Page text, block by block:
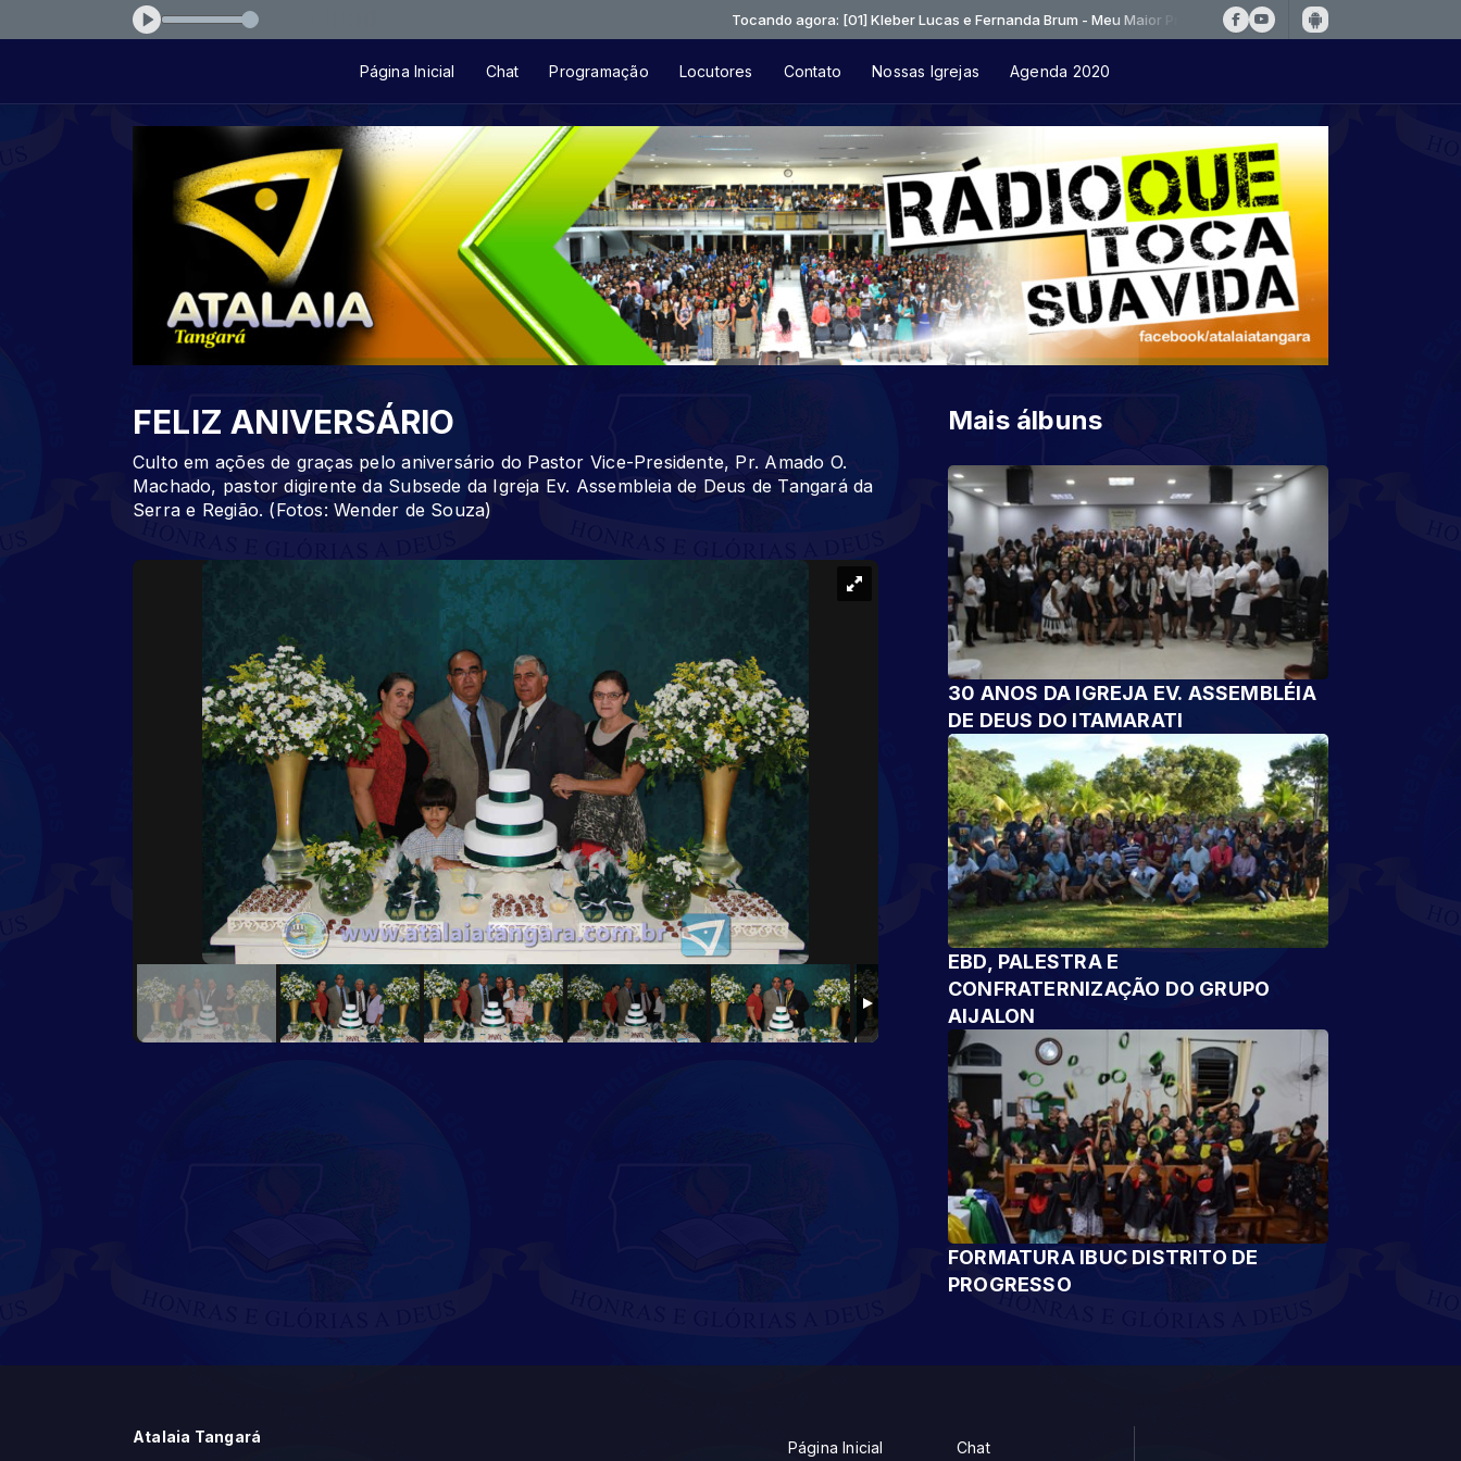
Brum - Meu Maior Prazer Tocando agora: [01] Kleber Lucas e Fernanda Brum - Meu Maior Prazer
Página Inicial Chat Programação Locutores Contato Nossas Igrejas Agenda 2020
FELIZ ANIVERSÁRIO
Culto em ações de graças pelo aniversário do Pastor Vice-Presidente, Pr. Amado O.
Machado, pastor digirente da Subsede da Igreja Ev. Assembleia de Deus de Tangará da
Serra e Região. (Fotos: Wender de Souza)
Mais álbuns
30 ANOS DA IGREJA EV. ASSEMBLÉIA
DE DEUS DO ITAMARATI
EBD, PALESTRA E
CONFRATERNIZAÇÃO DO GRUPO
AIJALON
FORMATURA IBUC DISTRITO DE
PROGRESSO
Atalaia Tangará
Página Inicial Chat